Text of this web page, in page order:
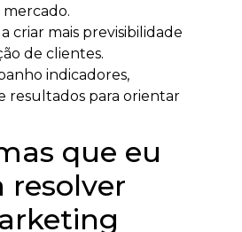
criar mais previsibilidade
de clientes.
indicadores,
resultados para orientar
que eu
resolver